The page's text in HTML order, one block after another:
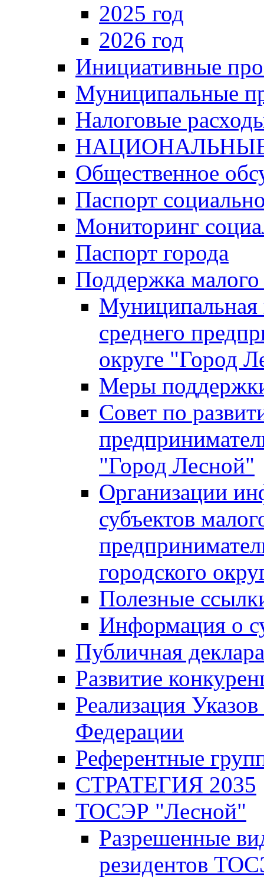
2025 год
2026 год
Инициативные
Муниципальные
Налоговые
Общественное
Паспорт
Мониторинг
Паспорт города
Поддержка малого
Муниципальная
среднего
округе "Город
Меры
Совет по
"Город Лесной"
Организации
субъектов
городского
Полезные
Информация о
Публичная
Развитие
Реализация
Федерации
Референтные
СТРАТЕГИЯ 2035
ТОСЭР "Лесной"
Разрешенные
резидентов